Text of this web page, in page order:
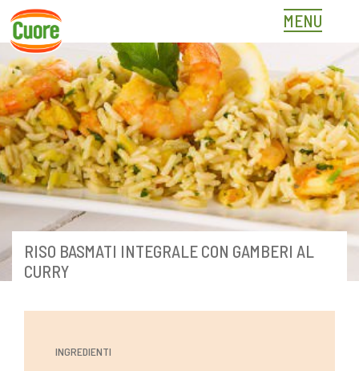
Skip
content
MENU
RISO BASMATI INTEGRALE CON GAMBERI AL
CURRY
INGREDIENTI